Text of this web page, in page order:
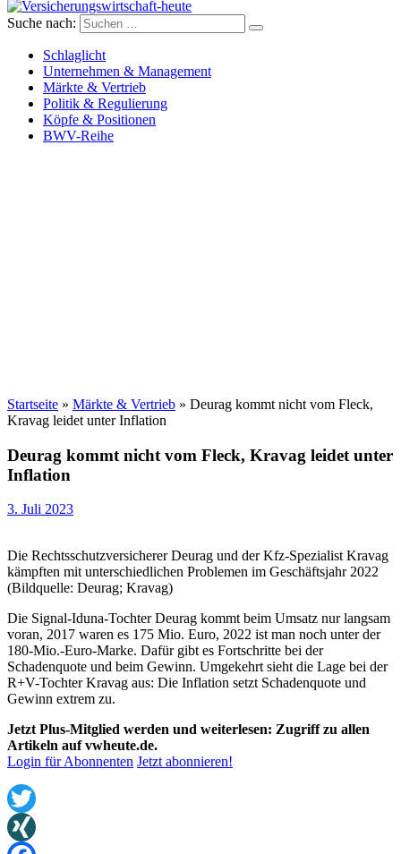
Versicherungswirtschaft-heute
Suche nach:
Schlaglicht
Unternehmen & Management
Märkte & Vertrieb
Politik & Regulierung
Köpfe & Positionen
BWV-Reihe
Startseite » Märkte & Vertrieb » Deurag kommt nicht vom Fleck,
Kravag leidet unter Inflation
Deurag kommt nicht vom Fleck, Kravag leidet unter
Inflation
3. Juli 2023
Die Rechtsschutzversicherer Deurag und der Kfz-Spezialist Kravag
kämpften mit unterschiedlichen Problemen im Geschäftsjahr 2022
(Bildquelle: Deurag; Kravag)
Die Signal-Iduna-Tochter Deurag kommt beim Umsatz nur langsam
voran, 2017 waren es 175 Mio. Euro, 2022 ist man noch unter der
180-Mio.-Euro-Marke. Dafür gibt es Fortschritte bei der
Schadenquote und beim Gewinn. Umgekehrt sieht die Lage bei der
R+V-Tochter Kravag aus: Die Inflation setzt Schadenquote und
Gewinn extrem zu.
Jetzt Plus-Mitglied werden und weiterlesen: Zugriff zu allen
Artikeln auf vwheute.de.
Login für Abonnenten Jetzt abonnieren!
Twitter